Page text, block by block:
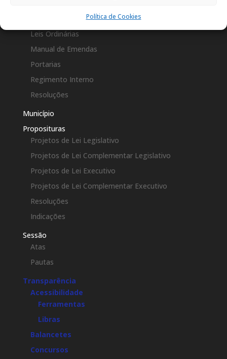
Política de Cookies
Leis Ordinárias
Manual de Emendas
Portarias
Regimento Interno
Resoluções
Município
Proposituras
Projetos de Lei Legislativo
Projetos de Lei Complementar Legislativo
Projetos de Lei Executivo
Projetos de Lei Complementar Executivo
Resoluções
Indicações
Sessão
Atas
Pautas
Transparência
Acessibilidade
Ferramentas
Libras
Balancetes
Concursos